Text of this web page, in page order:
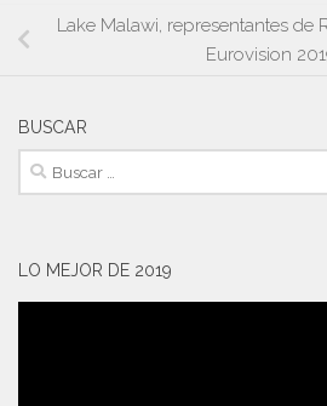
Lake Malawi, representantes de
Eurovision
BUSCAR
Buscar:
LO MEJOR DE 2019